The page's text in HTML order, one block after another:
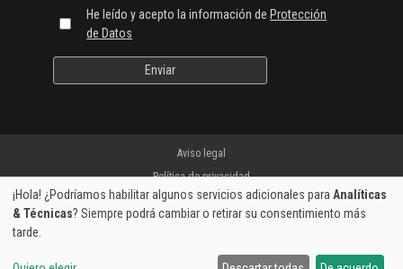
He leído y acepto la información deProtección
de Datos
Aviso legal
Política de privacidad
Envíos y devoluciones
¡Hola! ¿Podríamos habilitar algunos servicios adicionales para Analíticas
& Técnicas? Siempre podrá cambiar o retirar su consentimiento más
tarde.